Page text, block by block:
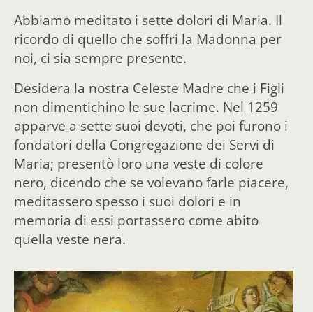
Abbiamo meditato i sette dolori di Maria. Il
ricordo di quello che soffri la Madonna per
noi, ci sia sempre presente.
Desidera la nostra Celeste Madre che i Figli
non dimentichino le sue lacrime. Nel 1259
apparve a sette suoi devoti, che poi furono i
fondatori della Congregazione dei Servi di
Maria; presentò loro una veste di colore
nero, dicendo che se volevano farle piacere,
meditassero spesso i suoi dolori e in
memoria di essi portassero come abito
quella veste nera.